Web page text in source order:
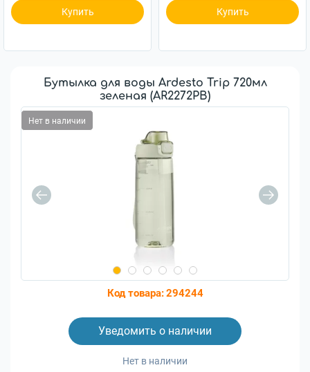
Купить Купить
Бутылка для воды Ardesto Trip 720мл
зеленая (AR2272PB)
Нет в наличии
Код товара:294244
Нет в наличии
Уведомить о наличии